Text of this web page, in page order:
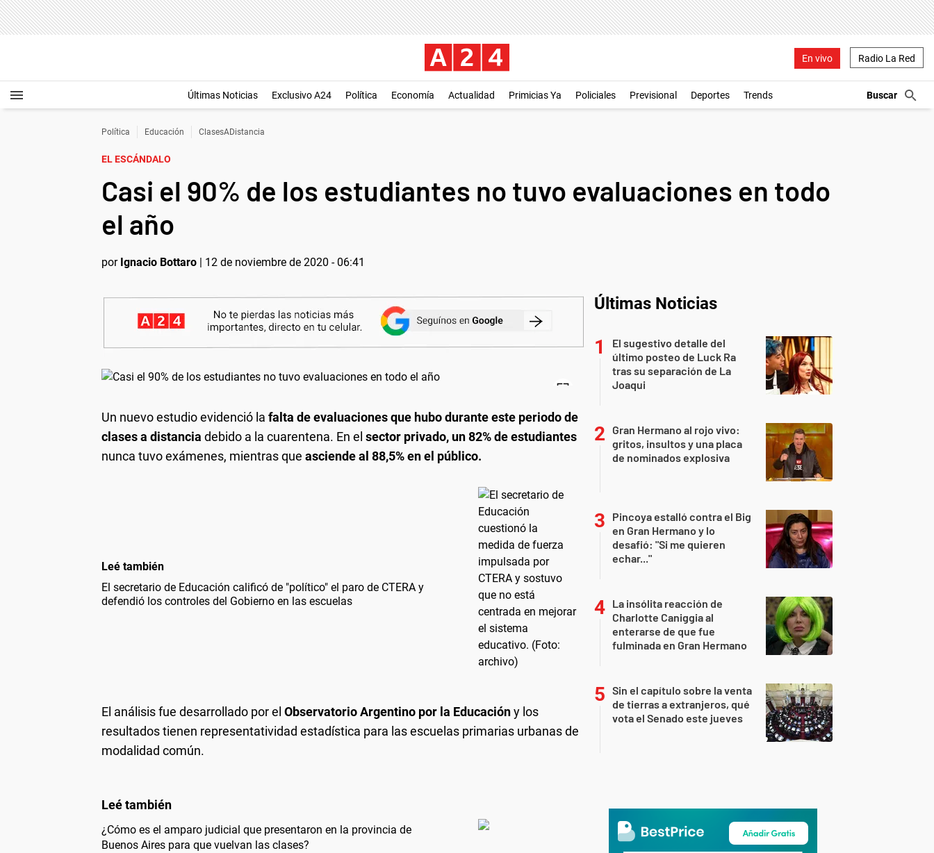
En vivo Radio La Red
Últimas Noticias Exclusivo A24 Política Economía Actualidad Primicias Ya Policiales Previsional Deportes Trends
Política Educación ClasesADistancia
EL ESCÁNDALO
Casi el 90% de los estudiantes no tuvo evaluaciones en todo
el año
por Ignacio Bottaro | 12 de noviembre de 2020 - 06:41
Un nuevo estudio evidenció la falta de evaluaciones que hubo durante este periodo de
clases a distancia debido a la cuarentena. En el sector privado, un 82% de estudiantes
nunca tuvo exámenes, mientras que asciende al 88,5% en el público.
Leé también
El secretario de Educación calificó de "político" el paro de CTERA y
defendió los controles del Gobierno en las escuelas
El análisis fue desarrollado por el Observatorio Argentino por la Educacióny los
resultados tienen representatividad estadística para las escuelas primarias urbanas de
modalidad común.
¿Cómo es el amparo judicial que presentaron en la provincia de
Buenos Aires para que vuelvan las clases?
Últimas Noticias
El sugestivo detalle del
último posteo de Luck Ra
tras su separación de La
Joaqui
Gran Hermano al rojo vivo:
gritos, insultos y una placa
de nominados explosiva
Pincoya estalló contra el Big
en Gran Hermano y lo
desafió: "Si me quieren
echar..."
La insólita reacción de
Charlotte Caniggia al
enterarse de que fue
fulminada en Gran Hermano
Sin el capítulo sobre la venta
de tierras a extranjeros, qué
vota el Senado este jueves